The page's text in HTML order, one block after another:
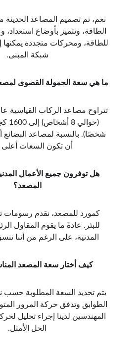
نعم، تم تصميم المصاعد الحديثة
الطاقة، وتتميز بأوضاع
للطاقة، ومحركات متجددة يمكنها
شبكة المبنى.
ما هي سعة الحمولة القصوى
شخصًا). بالنسبة لمصاعد البضائع
أن تكون السعات أعلى
هل توفرون جميع الأعمال
المصعد؟
كمورد للمصعد، نقدم رسومات
للبئر. عادةً ما يقوم المقاول
المدنية، على الرغم من أننا
كيف أختار سعة المصعد
يتم تحديد السعة المطلوبة حسب
الطوابق وتدفق حركة المرور
المهندسين لدينا إجراء تحليل
الحل الأمثل.